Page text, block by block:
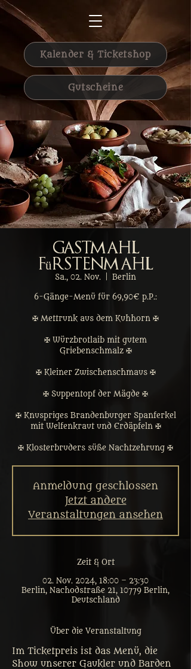
Gutscheine
Kalender & Ticketshop
Gastmahl
Fürstenmahl
Sa., 02. Nov. Berlin
6-Gänge-Menü für 69,90€ p.P.:
✠ Mettrunk aus dem Kuhhorn ✠
✠ Würzbrotlaib mit gutem
Griebenschmalz ✠
✠ Kleiner Zwischenschmaus ✠
✠ Suppentopf der Mägde ✠
✠ Knuspriges Brandenburger Spanferkel
mit Welfenkraut und Erdäpfeln ✠
✠ Klosterbruders süße Nachtzehrung ✠
Anmeldung geschlossen
Jetzt andere
Veranstaltungen ansehen
Zeit & Ort
02. Nov. 2024, 18:00 – 23:30
Berlin, Nachodstraße 21, 10779 Berlin,
Deutschland
Über die Veranstaltung
Im Ticketpreis ist das Menü, die
Show unserer Gaukler und Barden